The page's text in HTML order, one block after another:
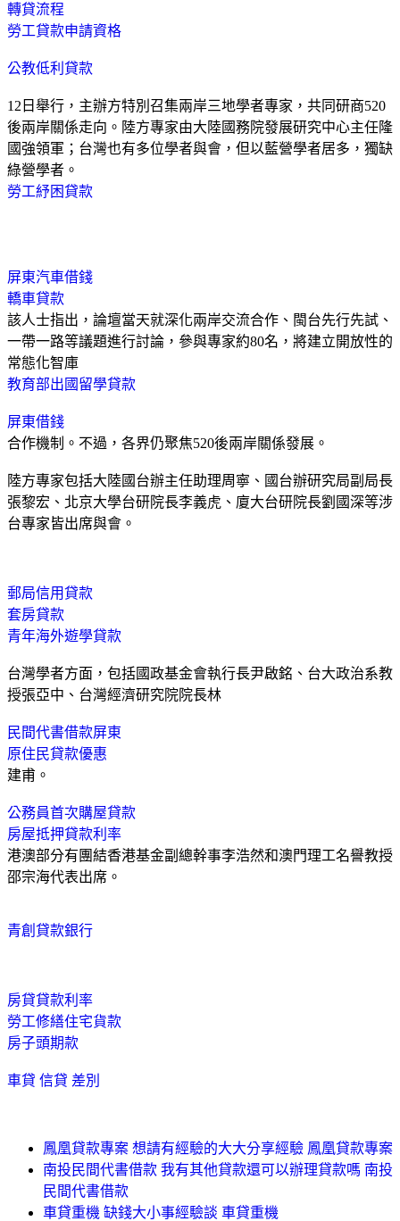
轉貸流程
勞工貸款申請資格
公教低利貸款
12日舉行，主辦方特別召集兩岸三地學者專家，共同研商520
後兩岸關係走向。陸方專家由大陸國務院發展研究中心主任隆
國強領軍；台灣也有多位學者與會，但以藍營學者居多，獨缺
綠營學者。
勞工紓困貸款
屏東汽車借錢
轎車貸款
該人士指出，論壇當天就深化兩岸交流合作、閩台先行先試、
一帶一路等議題進行討論，參與專家約80名，將建立開放性的
常態化智庫
教育部出國留學貸款
屏東借錢
合作機制。不過，各界仍聚焦520後兩岸關係發展。
陸方專家包括大陸國台辦主任助理周寧、國台辦研究局副局長
張黎宏、北京大學台研院長李義虎、廈大台研院長劉國深等涉
台專家皆出席與會。
郵局信用貸款
套房貸款
青年海外遊學貸款
台灣學者方面，包括國政基金會執行長尹啟銘、台大政治系教
授張亞中、台灣經濟研究院院長林
民間代書借款屏東
原住民貸款優惠
建甫。
公務員首次購屋貸款
房屋抵押貸款利率
港澳部分有團結香港基金副總幹事李浩然和澳門理工名譽教授
邵宗海代表出席。
青創貸款銀行
房貸貸款利率
勞工修繕住宅貨款
房子頭期款
車貸 信貸 差別
鳳凰貸款專案 想請有經驗的大大分享經驗 鳳凰貸款專案
南投民間代書借款 我有其他貸款還可以辦理貸款嗎 南投
民間代書借款
車貸重機 缺錢大小事經驗談 車貸重機